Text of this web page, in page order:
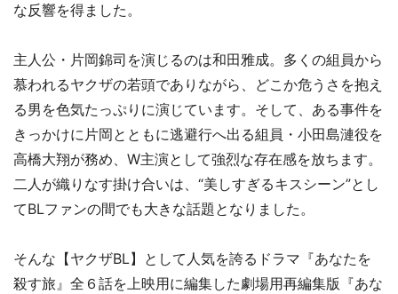
な反響を得ました。
主人公・片岡錦司を演じるのは和田雅成。多くの組員から
慕われるヤクザの若頭でありながら、どこか危うさを抱え
る男を色気たっぷりに演じています。そして、ある事件を
きっかけに片岡とともに逃避行へ出る組員・小田島漣役を
高橋大翔が務め、W主演として強烈な存在感を放ちます。
二人が織りなす掛け合いは、“美しすぎるキスシーン”とし
てBLファンの間でも大きな話題となりました。
そんな【ヤクザBL】として人気を誇るドラマ『あなたを
殺す旅』全６話を上映用に編集した劇場用再編集版『あな